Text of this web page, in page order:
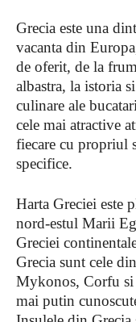
Grecia este una
vacanta din
de oferit, de la
albastra, la istoria
culinare ale
cele mai atractive
fiecare cu propriul
specifice.
Harta Greciei este
nord-estul Marii
Greciei
Grecia sunt cele
Mykonos, Corfu si
mai putin